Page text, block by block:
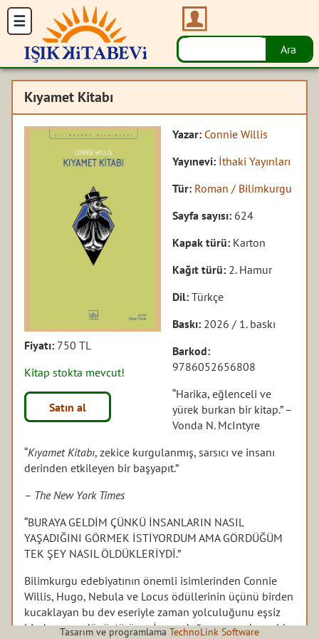
Kıyamet Kitabı
Fiyatı: 750 TL
Kitap stokta mevcut!
Satın al
Yazar: Connie Willis
Yayınevi: İthaki Yayınları
Tür: Roman / Bilimkurgu
Sayfa sayısı: 624
Kapak türü: Karton
Kağıt türü: 2. Hamur
Dil:Türkçe
Baskı: 2026 / 1. baskı
Barkod:
9786052656808
“Harika, eğlenceli ve
yürek burkan bir kitap.” –
Vonda N. McIntyre
“Kıyamet Kitabı, zekice kurgulanmış, sarsıcı ve insanı
derinden etkileyen bir başyapıt.”
– The New York Times
“BURAYA GELDİM ÇÜNKÜ İNSANLARIN NASIL
YAŞADIĞINI GÖRMEK İSTİYORDUM AMA GÖRDÜĞÜM
TEK ŞEY NASIL ÖLDÜKLERİYDİ.”
Bilimkurgu edebiyatının önemli isimlerinden Connie
Willis, Hugo, Nebula ve Locus ödüllerinin üçünü birden
kucaklayan bu dev eseriyle zaman yolculuğunu eşsiz
bir dramaya dönüştürüyor. İnsan doğasının en karanlık
Tasarım ve programlama TechnoLink Software